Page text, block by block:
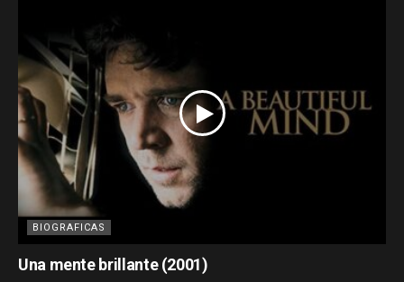
BIOGRAFICAS
Una mente brillante (2001)